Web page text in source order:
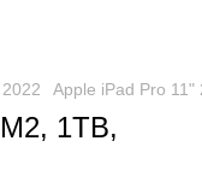
Apple iPad Pro
1TB,